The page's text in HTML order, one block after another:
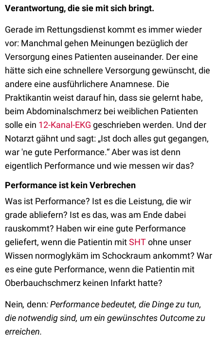
Verantwortung, die sie mit sich bringt.
Gerade im Rettungsdienst kommt es immer wieder
vor: Manchmal gehen Meinungen bezüglich der
Versorgung eines Patienten auseinander. Der eine
hätte sich eine schnellere Versorgung gewünscht, die
andere eine ausführlichere Anamnese. Die
Praktikantin weist darauf hin, dass sie gelernt habe,
beim Abdominalschmerz bei weiblichen Patienten
solle ein 12-Kanal-EKG geschrieben werden. Und der
Notarzt gähnt und sagt: „Ist doch alles gut gegangen,
war 'ne gute Performance.“ Aber was ist denn
eigentlich Performance und wie messen wir das?
Performance ist kein Verbrechen
Was ist Performance? Ist es die Leistung, die wir
grade abliefern? Ist es das, was am Ende dabei
rauskommt? Haben wir eine gute Performance
geliefert, wenn die Patientin mitSHTohne unser
Wissen normoglykäm im Schockraum ankommt? War
es eine gute Performance, wenn die Patientin mit
Oberbauchschmerz keinen Infarkt hatte?
Nein, denn: Performance bedeutet, die Dinge zu tun,
die notwendig sind, um ein gewünschtes Outcome zu
erreichen.